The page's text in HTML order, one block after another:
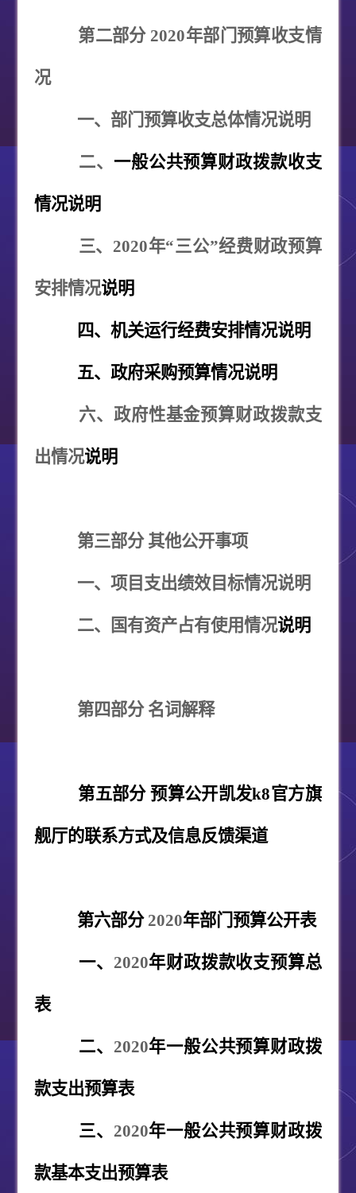
第二部分2020年部门预算收支情
况
一、部门预算收支总体情况说明
二、 一般公共预算财政拨款收支
情况说明
三、 2020年“三公”经费财政预算
安排情况说明
四、机关运行经费安排情况说明
五、政府采购预算情况说明
六、政府性基金预算财政拨款支
出情况说明
第三部分 其他公开事项
一、项目支出绩效目标情况说明
二、国有资产占有使用情况说明
第四部分 名词解释
第五部分 预算公开凯发k8官方旗
舰厅的联系方式及信息反馈渠道
第六部分2020年部门预算公开表
一、 2020年财政拨款收支预算总
表
二、 2020年一般公共预算财政拨
款支出预算表
三、 2020年一般公共预算财政拨
款基本支出预算表